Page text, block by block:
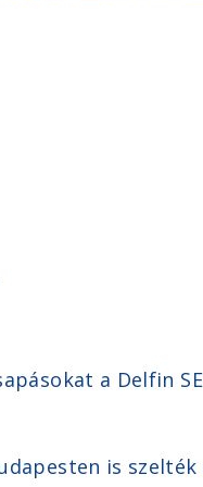
a Delfin SE
is szelték